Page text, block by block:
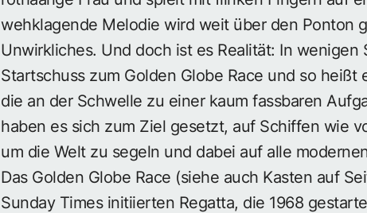
wehklagende Melodie wird weit über den Ponton
Unwirkliches. Und doch ist es Realität: In wenigen
Startschuss zum Golden Globe Race und so
die an der Schwelle zu einer kaum fassbaren
haben es sich zum Ziel gesetzt, auf Schiffen wie
um die Welt zu segeln und dabei auf alle
Das Golden Globe Race (siehe auch Kasten auf
Sunday Times initiierten Regatta, die 1968